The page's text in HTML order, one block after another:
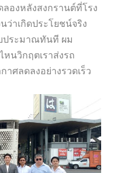
องหลังสงกรานต์ที่โรง
ว่าเกิดประโยชน์จริง
ประมาณทันที ผม
หนวิกฤตเราส่งรถ
าศลดลงอย่างรวดเร็ว